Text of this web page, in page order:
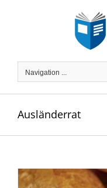
Navigation ...
Ausländerrat